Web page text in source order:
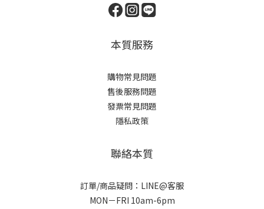
本質服務
購物常見問題
售後服務問題
發票常見問題
隱私政策
聯絡本質
訂單/商品疑問：LINE@客服
MON－FRI 10am-6pm